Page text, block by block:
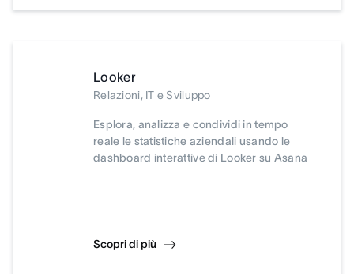
Looker
Relazioni, IT e Sviluppo
Esplora, analizza e condividi in tempo
reale le statistiche aziendali usando le
dashboard interattive di Looker su Asana
Scopri di più